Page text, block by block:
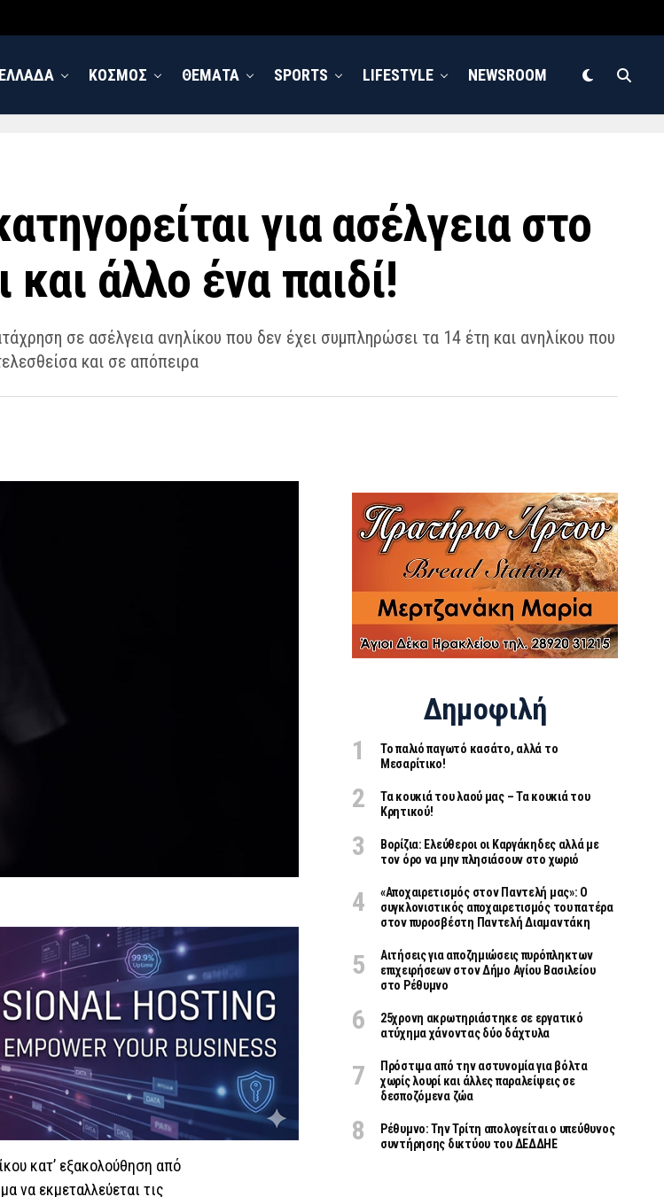
ΕΛΛΑΔΑ ΚΟΣΜΟΣ ΘΕΜΑΤΑ SPORTS LIFESTYLE NEWSROOM
για ασέλγεια στο
άλλο ένα παιδί!
σε ασέλγεια ανηλίκου που δεν έχει συμπληρώσει τα 14 έτη και ανηλίκου που
και σε απόπειρα
κατ’ εξακολούθηση από
να εκμεταλλεύεται τις
Δημοφιλή
Το παλιό παγωτό κασάτο, αλλά το
Μεσαρίτικο!
Τα κουκιά του λαού μας – Τα κουκιά του
Κρητικού!
Βορίζια: Ελεύθεροι οι Καργάκηδες αλλά με
τον όρο να μην πλησιάσουν στο χωριό
«Aποχαιρετισμός στον Παντελή μας»: Ο
συγκλονιστικός αποχαιρετισμός του πατέρα
στον πυροσβέστη Παντελή Διαμαντάκη
Αιτήσεις για αποζημιώσεις πυρόπληκτων
επιχειρήσεων στον Δήμο Αγίου Βασιλείου
στο Ρέθυμνο
25χρονη ακρωτηριάστηκε σε εργατικό
ατύχημα χάνοντας δύο δάχτυλα
Πρόστιμα από την αστυνομία για βόλτα
χωρίς λουρί και άλλες παραλείψεις σε
δεσποζόμενα ζώα
Ρέθυμνο: Την Τρίτη απολογείται ο υπεύθυνος
συντήρησης δικτύου του ΔΕΔΔΗΕ